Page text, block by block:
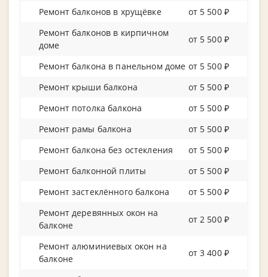
Ремонт балконов в хрущёвке
от 5 500 ₽
Ремонт балконов в кирпичном
доме
от 5 500 ₽
Ремонт балкона в панельном доме от 5 500 ₽
Ремонт крыши балкона
от 5 500 ₽
Ремонт потолка балкона
от 5 500 ₽
Ремонт рамы балкона
от 5 500 ₽
Ремонт балкона без остекления
от 5 500 ₽
Ремонт балконной плиты
от 5 500 ₽
Ремонт застеклённого балкона
от 5 500 ₽
Ремонт деревянных окон на
балконе
от 2 500 ₽
Ремонт алюминиевых окон на
балконе
от 3 400 ₽